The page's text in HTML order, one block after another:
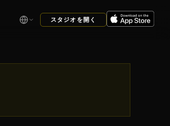
スタジオを開く